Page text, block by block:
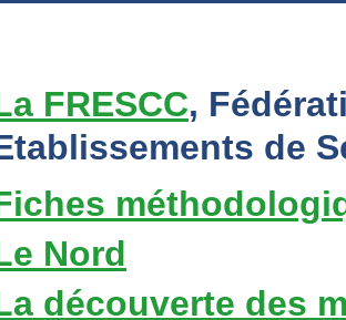
FRESCC,
de
Nord
découverte des